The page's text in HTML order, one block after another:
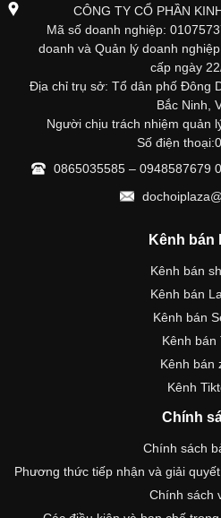
(Đồ chơi plaza
Thông tin
CÔNG TY CỔ PHẦN
Mã số doanh nghiệp:
doanh và Quản lý doanh
cấp ngày
Địa chỉ trụ sở: Tổ dân phố Đông
Bắc Ninh,
Người chịu trách nhiệm quản
Số điện